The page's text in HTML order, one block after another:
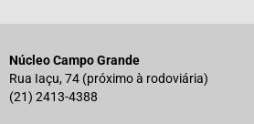
Núcleo Campo Grande
Rua Iaçu, 74 (próximo à rodoviária)
(21) 2413-4388